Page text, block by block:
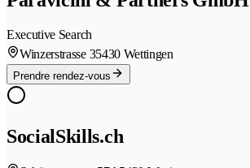
Executive Search
Winzerstrasse 35430 Wettingen
Prendre rendez-vous
SocialSkills.ch